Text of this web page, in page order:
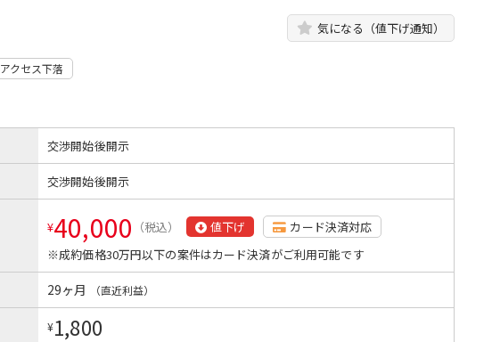
気になる（値下げ通知）
アクセス下落
交渉開始後開示
交渉開始後開示
¥40,000 （税込） 値下げ
カード決済対応
※成約価格30万円以下の案件はカード決済がご利用可能です
29ヶ月 （直近利益）
¥1,800